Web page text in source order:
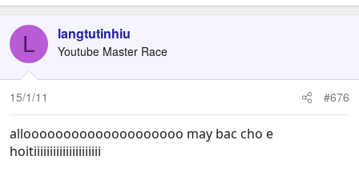
L langtutinhiu
Youtube Master Race
15/1/11 #676
alloooooooooooooooooooo may bac cho e
hoitiiiiiiiiiiiiiiiiiiiii